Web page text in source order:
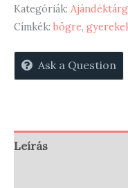
CH312
mennyiség
Kategóriák:
Címkék:bögre,
Ask a Question
Leírás